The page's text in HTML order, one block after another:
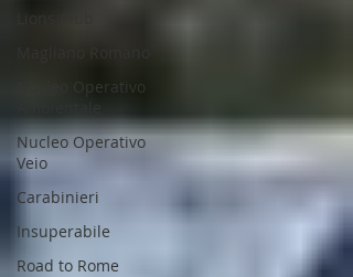
Lions Club
Magliano Romano
Nucleo Operativo
Ambientale
Nucleo Operativo
Veio
Carabinieri
Insuperabile
Road to Rome